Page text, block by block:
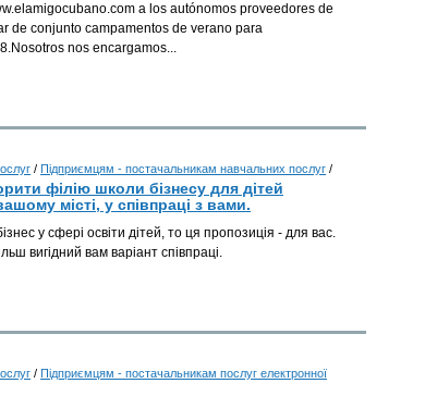
a los autónomos proveedores de
de conjunto campamentos de verano para
nos encargamos...
/ Підприємцям - постачальникам навчальних послуг /
філію школи бізнесу для дітей
місті, у співпраці з вами.
у сфері освіти дітей, то ця пропозиція - для вас.
вигідний вам варіант співпраці.
/ Підприємцям - постачальникам послуг електронної